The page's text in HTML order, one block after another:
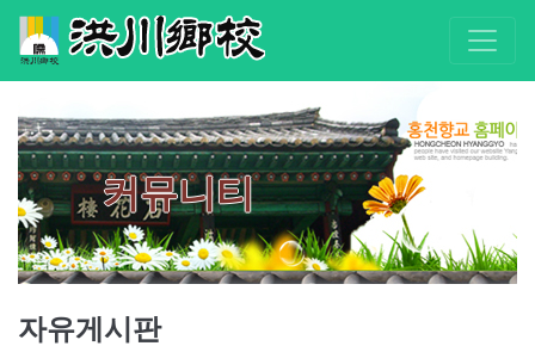
커뮤니티
자유게시판